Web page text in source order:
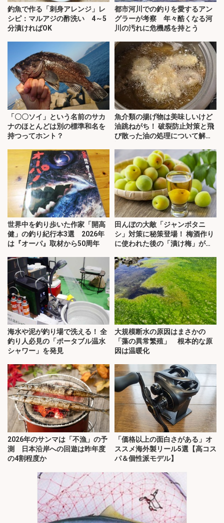
釣魚で作る「刺身アレンジ」レ
シピ：マルアジの酢洗い 4～5
分漬ければOK
都市河川での釣りを愛するアン
グラーが考察 年々酷くなる河
川の汚れに危機感を持とう
「〇〇ソイ」という名前のサカ
ナのほとんどは別の標準和名を
持つってホント？
魚介類の揚げ物は美味しいけど
油跳ねがち！ 破裂防止対策と飛
び散った油の処理について解
世界中を釣り歩いた作家「開高
健」の釣り紀行本3選 2026年
は『オーパ』取材から50周年
田んぼの大敵「ジャンボタニ
シ」対策に秘策登場！ 梅酒作り
に使われた後の「漬け梅」が効
海水や泥が釣り場で洗える！ 全
釣り人必見の「ポータブル温水
シャワー」を発見
大規模断水の原因はまさかの
「藻の異常繁殖」 根本的な原
因は温暖化
2026年のサンマは「不漁」の予
測 日本沿岸への回遊は昨年度
の4割程度か
「価格以上の面白さがある」オ
ススメ海外製リール5選【高コス
パ＆個性派モデル】